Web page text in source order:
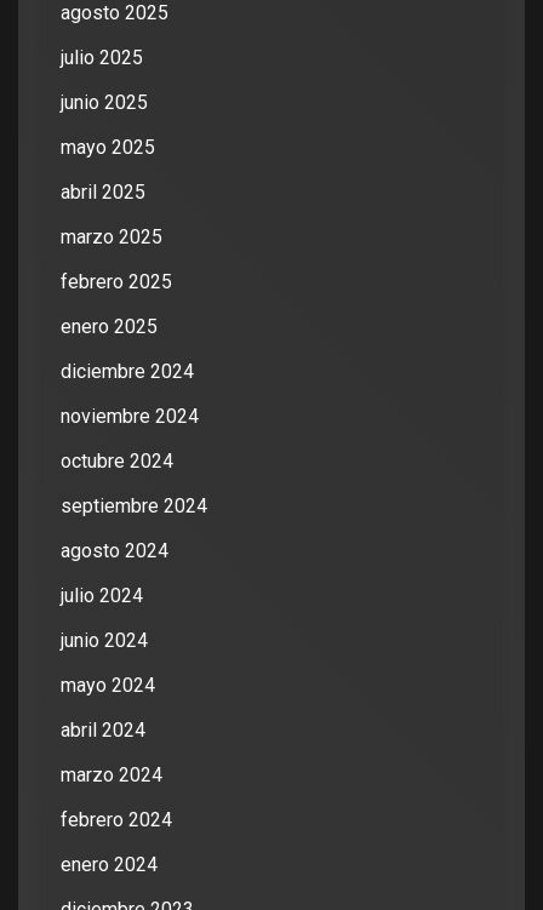
agosto 2025
julio 2025
junio 2025
mayo 2025
abril 2025
marzo 2025
febrero 2025
enero 2025
diciembre 2024
noviembre 2024
octubre 2024
septiembre 2024
agosto 2024
julio 2024
junio 2024
mayo 2024
abril 2024
marzo 2024
febrero 2024
enero 2024